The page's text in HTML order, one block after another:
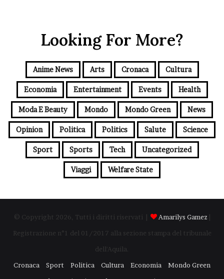
Looking For More?
Anime News Arts Cronaca Cultura
Economia Entertainment Events Health
Moda E Beauty Mondo Mondo Green News
Opinion Politica Politics Salute Science
Sport Sports Tech Uncategorized
Viaggi Welfare State
© Copyright 2026, Tutti i diritti riservati | Amarilys Gamez
Registrazione n°1 del 01/2017 alla sezione stampa del tribunale
dell'Aquila.
Cronaca
Sport Politica Cultura Economia
Mondo Green